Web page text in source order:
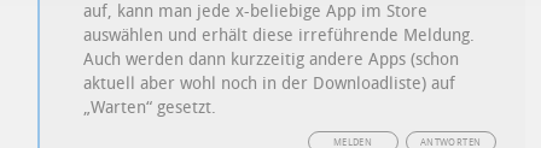
auf, kann man jede x-beliebige App im Store
auswählen und erhält diese irreführende Meldung.
Auch werden dann kurzzeitig andere Apps (schon
aktuell aber wohl noch in der Downloadliste) auf
„Warten“ gesetzt.
ANTWORTEN
MELDEN